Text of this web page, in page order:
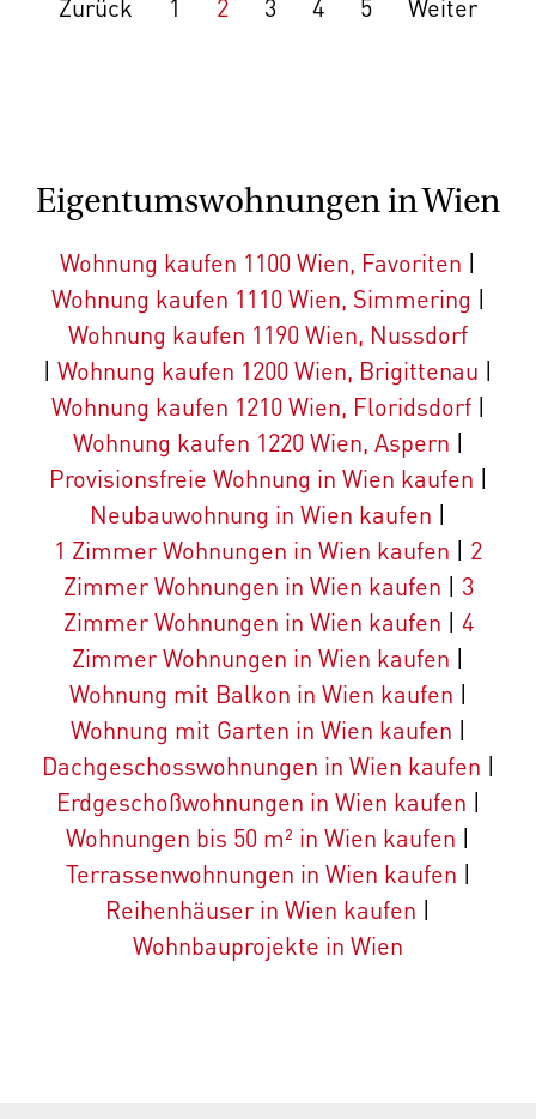
Zurück 1 2 3 4 5 Weiter
Eigentumswohnungen in Wien
Wohnung kaufen 1100 Wien, Favoriten |
Wohnung kaufen 1110 Wien, Simmering |
Wohnung kaufen 1190 Wien, Nussdorf
| Wohnung kaufen 1200 Wien, Brigittenau |
Wohnung kaufen 1210 Wien, Floridsdorf|
Wohnung kaufen 1220 Wien, Aspern |
Provisionsfreie Wohnung in Wien kaufen |
Neubauwohnung in Wien kaufen |
1 Zimmer Wohnungen in Wien kaufen | 2
Zimmer Wohnungen in Wien kaufen | 3
Zimmer Wohnungen in Wien kaufen | 4
Zimmer Wohnungen in Wien kaufen |
Wohnung mit Balkon in Wien kaufen |
Wohnung mit Garten in Wien kaufen |
Dachgeschosswohnungen in Wien kaufen |
Erdgeschoßwohnungen in Wien kaufen |
Wohnungen bis 50 m² in Wien kaufen |
Terrassenwohnungen in Wien kaufen |
Reihenhäuser in Wien kaufen |
Wohnbauprojekte in Wien